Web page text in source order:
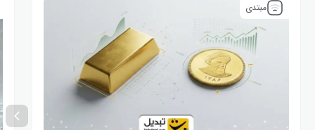
مبتدی